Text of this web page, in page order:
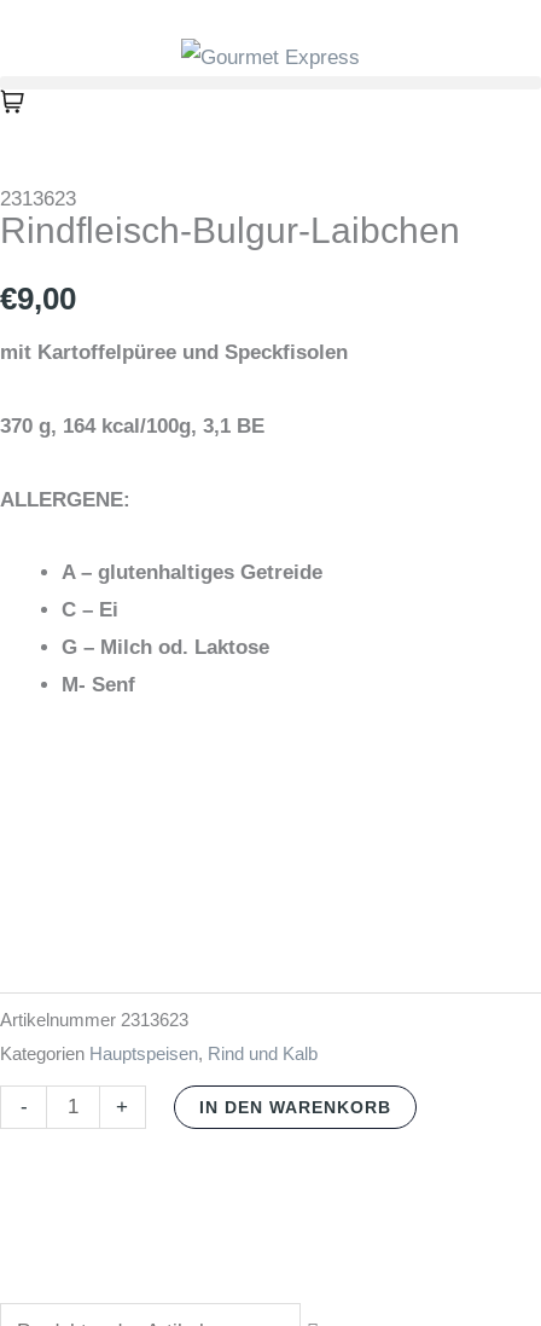
springen
2313623
Rindfleisch-Bulgur-Laibchen
€9,00
mit Kartoffelpüree und Speckfisolen
370 g, 164 kcal/100g, 3,1 BE
ALLERGENE:
A – glutenhaltiges Getreide
C – Ei
G – Milch od. Laktose
M- Senf
Artikelnummer 2313623
Kategorien Hauptspeisen, Rind und Kalb
-
Rindfleisch-
+ IN DEN WARENKORB
Suche